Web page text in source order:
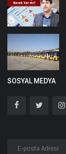
SOSYAL MEDYA